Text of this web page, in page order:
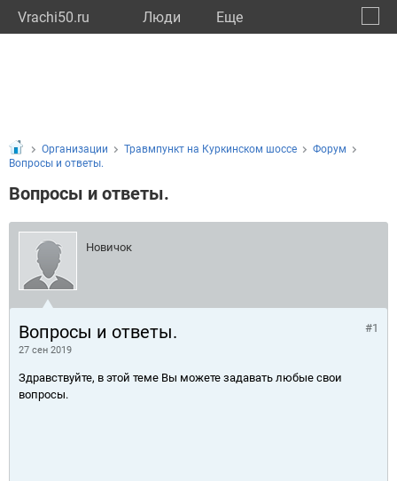
Vrachi50.ru Люди Eще
Организации Травмпункт на Куркинском шоссе
Форум
Вопросы и ответы.
Вопросы и ответы.
Новичок
Вопросы и ответы.
27 сен 2019
#1
Здравствуйте, в этой теме Вы можете задавать любые свои
вопросы.